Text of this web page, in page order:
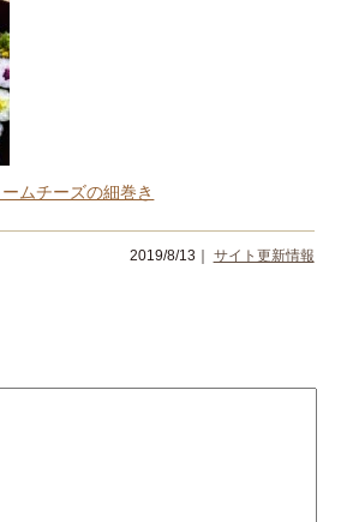
ムチーズの細巻き
2019/8/13｜ サイト更新情報